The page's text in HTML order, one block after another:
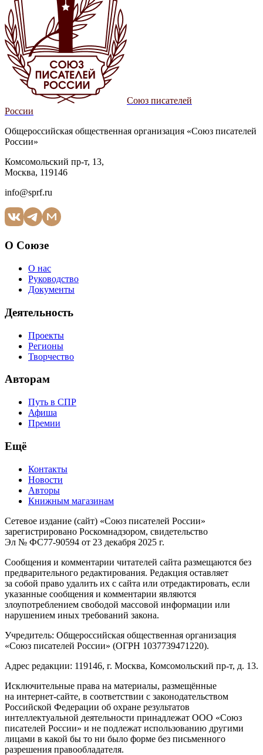
Союз писателей
России
Общероссийская общественная организация «Союз писателей
России»
Комсомольский пр-т, 13,
Москва, 119146
info@sprf.ru
О Союзе
О нас
Руководство
Документы
Деятельность
Проекты
Регионы
Творчество
Авторам
Путь в СПР
Афиша
Премии
Ещё
Контакты
Новости
Авторы
Книжным магазинам
Сетевое издание (сайт) «Союз писателей России»
зарегистрировано Роскомнадзором, свидетельство
Эл № ФС77-90594 от 23 декабря 2025 г.
Сообщения и комментарии читателей сайта размещаются без
предварительного редактирования. Редакция оставляет
за собой право удалить их с сайта или отредактировать, если
указанные сообщения и комментарии являются
злоупотреблением свободой массовой информации или
нарушением иных требований закона.
Учредитель: Общероссийская общественная организация
«Союз писателей России» (ОГРН 1037739471220).
Адрес редакции: 119146, г. Москва, Комсомольский пр-т, д. 13.
Исключительные права на материалы, размещённые
на интернет-сайте, в соответствии с законодательством
Российской Федерации об охране результатов
интеллектуальной деятельности принадлежат ООО «Союз
писателей России» и не подлежат использованию другими
лицами в какой бы то ни было форме без письменного
разрешения правообладателя.